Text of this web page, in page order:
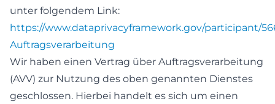
unter folgendem Link:
https://www.dataprivacyframework.gov/participant/
Auftragsverarbeitung
Wir haben einen Vertrag über Auftragsverarbeitung
(AVV) zur Nutzung des oben genannten Dienstes
geschlossen. Hierbei handelt es sich um einen